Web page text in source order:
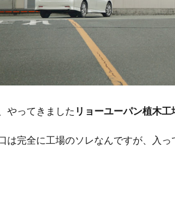
やってきました リョーユーパン植木工
は完全に工場のソレなんですが、入